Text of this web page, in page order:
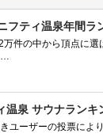
フティ温泉年間ラ
万件の中から頂点に選
…
温泉 サウナランキ
ユーザーの投票によ